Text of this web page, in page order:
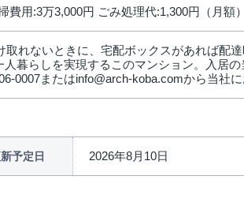
用:3万3,000円 ごみ処理代:1,300円（月額）
れないときに、宅配ボックスがあれば配
暮らしを実現するこのマンション。入居
0007またはinfo@arch-koba.comから当社に
予定日 2026年8月10日